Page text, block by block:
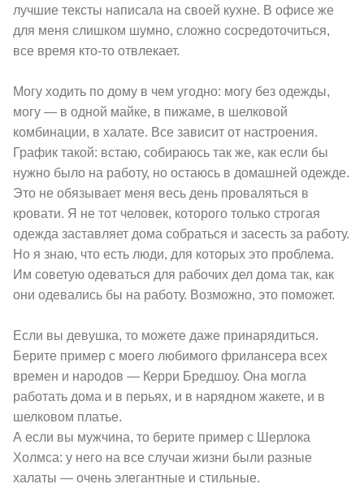
лучшие тексты написала на своей кухне. В офисе же
для меня слишком шумно, сложно сосредоточиться,
все время кто-то отвлекает.
Могу ходить по дому в чем угодно: могу без одежды,
могу — в одной майке, в пижаме, в шелковой
комбинации, в халате. Все зависит от настроения.
График такой: встаю, собираюсь так же, как если бы
нужно было на работу, но остаюсь в домашней одежде.
Это не обязывает меня весь день проваляться в
кровати. Я не тот человек, которого только строгая
одежда заставляет дома собраться и засесть за работу.
Но я знаю, что есть люди, для которых это проблема.
Им советую одеваться для рабочих дел дома так, как
они одевались бы на работу. Возможно, это поможет.
Если вы девушка, то можете даже принарядиться.
Берите пример с моего любимого фрилансера всех
времен и народов — Керри Бредшоу. Она могла
работать дома и в перьях, и в нарядном жакете, и в
шелковом платье.
А если вы мужчина, то берите пример с Шерлока
Холмса: у него на все случаи жизни были разные
халаты — очень элегантные и стильные.